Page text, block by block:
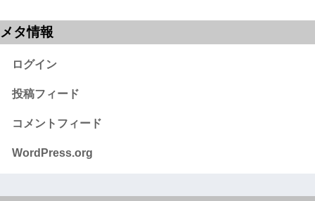
メタ情報
ログイン
投稿フィード
コメントフィード
WordPress.org